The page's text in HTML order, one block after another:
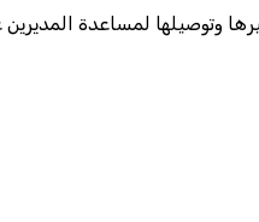
وتوصيلها لمساعدة